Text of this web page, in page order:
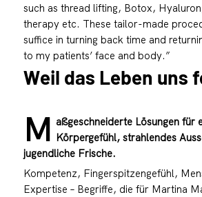
such as thread lifting, Botox,
therapy etc. These tailor-made
suffice in turning back time and
to my patients’ face and body.”
Weil das Leben uns
M aßgeschneiderte Lösungen für
Körpergefühl, strahlendes
jugendliche Frische.
Kompetenz, Fingerspitzengefühl,
Expertise – Begriffe, die für Martina